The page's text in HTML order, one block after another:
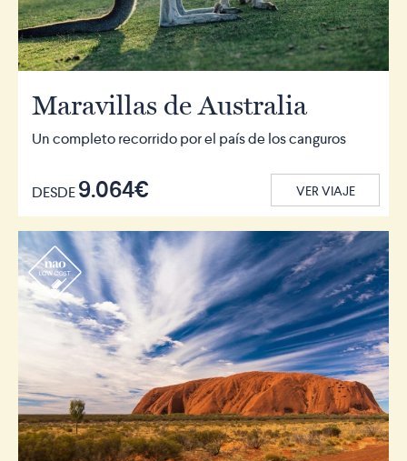
Maravillas de Australia
Un completo recorrido por el país de los canguros
DESDE9.064€ VER VIAJE
r